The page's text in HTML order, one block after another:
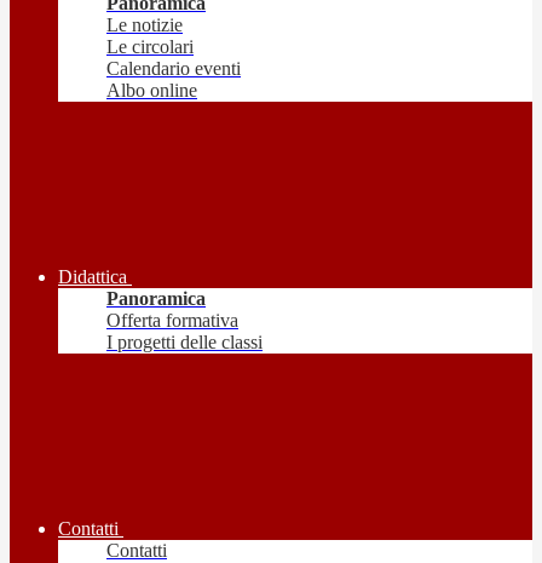
Le notizie
Le circolari
Calendario eventi
Albo online
Didattica
Panoramica
Offerta formativa
I progetti delle classi
Contatti
Contatti